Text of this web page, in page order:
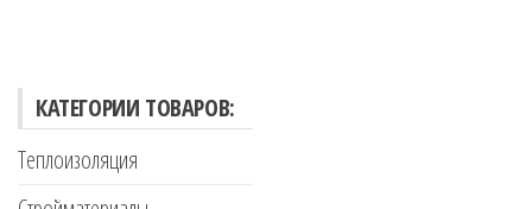
КАТЕГОРИИ ТОВАРОВ:
Теплоизоляция